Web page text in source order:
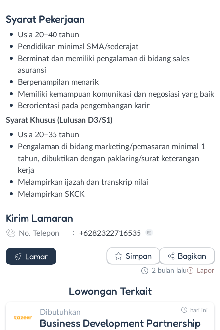
Syarat Pekerjaan
Usia 20–40 tahun
Pendidikan minimal SMA/sederajat
Berminat dan memiliki pengalaman di bidang sales
asuransi
Berpenampilan menarik
Memiliki kemampuan komunikasi dan negosiasi yang baik
Berorientasi pada pengembangan karir
Syarat Khusus (Lulusan D3/S1)
Usia 20–35 tahun
Pengalaman di bidang marketing/pemasaran minimal 1
tahun, dibuktikan dengan paklaring/surat keterangan
kerja
Melampirkan ijazah dan transkrip nilai
Melampirkan SKCK
Kirim Lamaran
No. Telepon : +6282322716535
Lamar
WhatsApp
Simpan Bagikan
2 bulan lalu Lapor
Lowongan Terkait
Dibutuhkan
Business Development Partnership
hari ini